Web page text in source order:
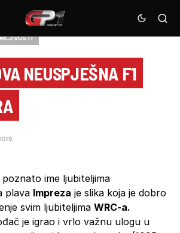
NEUSPJEŠNA F1
ime ljubiteljima
plava Impreza je slika koja je dobro
svim ljubiteljima WRC-a.
je igrao i vrlo važnu ulogu u